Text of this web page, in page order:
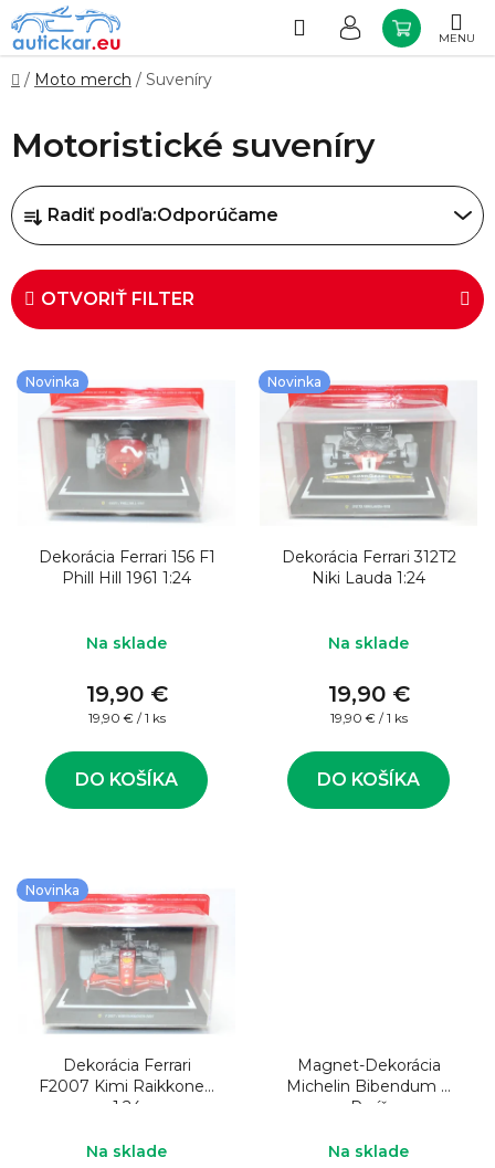
Prejsť
na
obsah
Hľadať
KOŠÍK
Domov
/ Moto merch / Suveníry
Motoristické suveníry
R
a
d
e
n
i
e
Radiť podľa:Odporúčame
OTVORIŤ FILTER
V
ý
Novinka
Dekorácia Ferrari 156 F1
Phill Hill 1961 1:24
Na sklade
19,90 €
Jednotková
19,90 € / 1 ks
DO KOŠÍKA
Novinka
Dekorácia Ferrari 312T2
Niki Lauda 1:24
Na sklade
19,90 €
Jednotková
19,90 € / 1 ks
DO KOŠÍKA
Novinka
Dekorácia Ferrari
F2007 Kimi Raikkonen
1:24
Na sklade
Magnet-Dekorácia
Michelin Bibendum +
Paríž
Na sklade